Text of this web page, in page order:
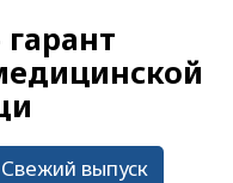
гарант
Свежий выпуск